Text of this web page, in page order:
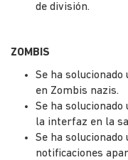
de división.
ZOMBIS
Se ha
en Zombis nazis.
Se ha
la interfaz en la
Se ha
notificaciones